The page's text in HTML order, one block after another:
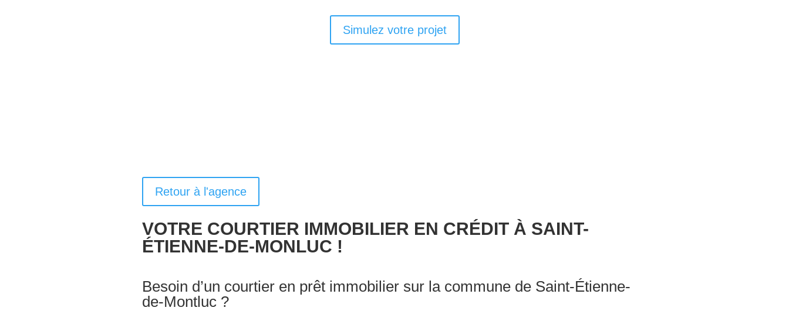
Simulez votre projet
Retour à l'agence
VOTRE COURTIER IMMOBILIER EN CRÉDIT À SAINT-
ÉTIENNE-DE-MONLUC !
Besoin d’un courtier en prêt immobilier sur la commune de Saint-Étienne-
de-Montluc ?